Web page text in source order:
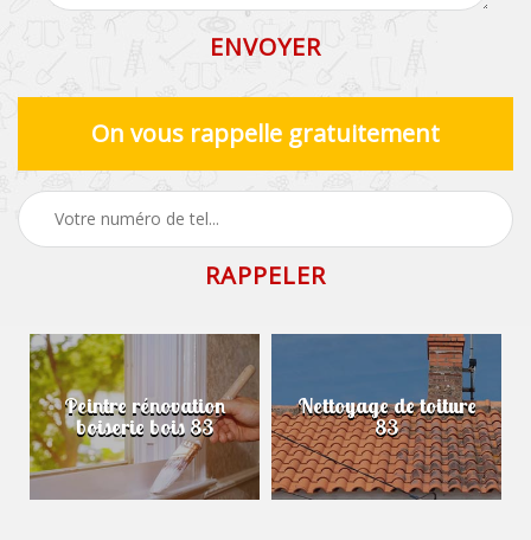
On vous rappelle gratuitement
Peintre rénovation
boiserie bois 83
Nettoyage de toiture
83